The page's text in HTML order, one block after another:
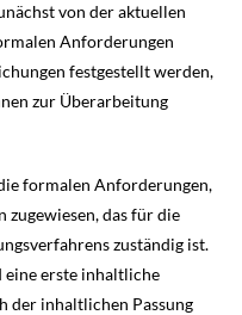
von der aktuellen
Anforderungen
festgestellt werden,
zur Überarbeitung
formalen Anforderungen,
das für die
zuständig ist.
eine erste inhaltliche
der inhaltlichen Passung